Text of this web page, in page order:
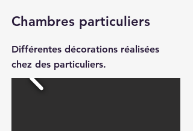
Chambres particuliers
Différentes décorations réalisées
chez des particuliers.